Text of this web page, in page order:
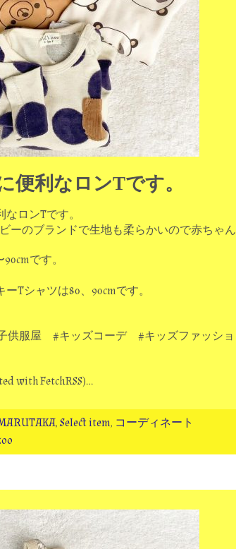
便利なロンTです。
ロンTです。
ーのブランドで生地も柔らかいので赤ちゃん
です。
Tシャツは80、90cmです。
供服屋 #キッズコーデ #キッズファッ
with FetchRSS)…
,Select item, コーディネート